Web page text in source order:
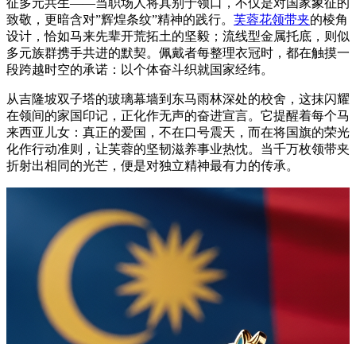
致敬，更暗含对”辉煌条纹”精神的践行。 芙蓉花领带夹的棱角
设计，恰如马来先辈开荒拓土的坚毅；流线型金属托底，则似
多元族群携手共进的默契。佩戴者每整理衣冠时，都在触摸一
段跨越时空的承诺：以个体奋斗织就国家经纬。
从吉隆坡双子塔的玻璃幕墙到东马雨林深处的校舍，这抹闪耀
在领间的家国印记，正化作无声的奋进宣言。它提醒着每个马
来西亚儿女：真正的爱国，不在口号震天，而在将国旗的荣光
化作行动准则，让芙蓉的坚韧滋养事业热忱。当千万枚领带夹
折射出相同的光芒，便是对独立精神最有力的传承。